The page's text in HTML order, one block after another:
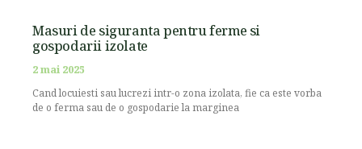
Masuri de siguranta pentru ferme si
gospodarii izolate
2 mai 2025
Cand locuiesti sau lucrezi intr-o zona izolata, fie ca este vorba
de o ferma sau de o gospodarie la marginea